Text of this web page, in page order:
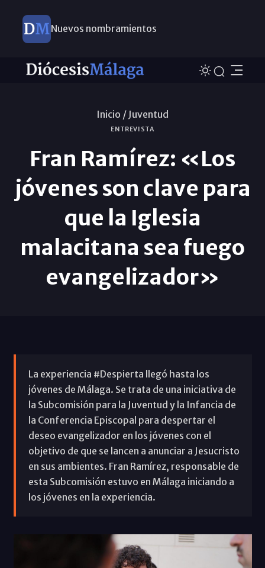
Nuevos nombramientos
Inicio / Juventud
ENTREVISTA
Fran Ramírez: «Los
jóvenes son clave para
que la Iglesia
malacitana sea fuego
evangelizador»
La experiencia #Despierta llegó hasta los
jóvenes de Málaga. Se trata de una iniciativa de
la Subcomisión para la Juventud y la Infancia de
la Conferencia Episcopal para despertar el
deseo evangelizador en los jóvenes con el
objetivo de que se lancen a anunciar a Jesucristo
en sus ambientes. Fran Ramírez, responsable de
esta Subcomisión estuvo en Málaga iniciando a
los jóvenes en la experiencia.